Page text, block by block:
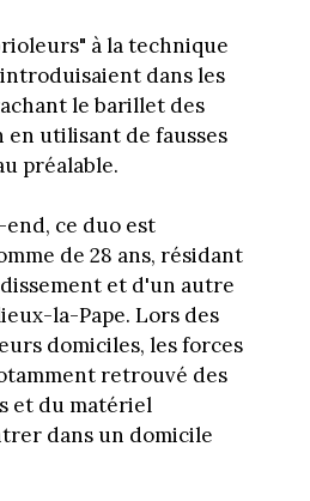
à la technique
dans les
le barillet des
en utilisant de fausses
préalable.
ce duo est
de 28 ans, résidant
et d'un autre
la-Pape. Lors des
domiciles, les forces
retrouvé des
et du matériel
dans un domicile